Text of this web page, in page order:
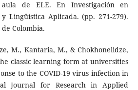
de ELE. En Investigación en
Lingüística Aplicada. (pp. 271-279).
Colombia.
M., Kantaria, M., & Chokhonelidze,
classic learning form at universities
to the COVID-19 virus infection in
Journal for Research in Applied